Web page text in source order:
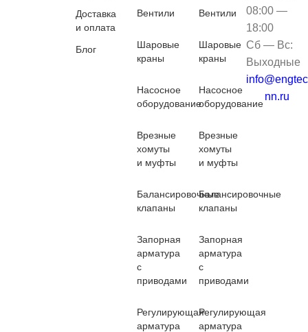
Доставка
и оплата
Блог
Вентили
Шаровые
краны
Насосное
оборудование
Врезные
хомуты
и муфты
Балансировочные
клапаны
Запорная
арматура
с
приводами
Регулирующая
арматура
Вентили
Шаровые
краны
Насосное
оборудование
Врезные
хомуты
и муфты
Балансировочные
клапаны
Запорная
арматура
с
приводами
Регулирующая
арматура
08:00 —
18:00
Сб — Вс:
Выходные
nn.ru